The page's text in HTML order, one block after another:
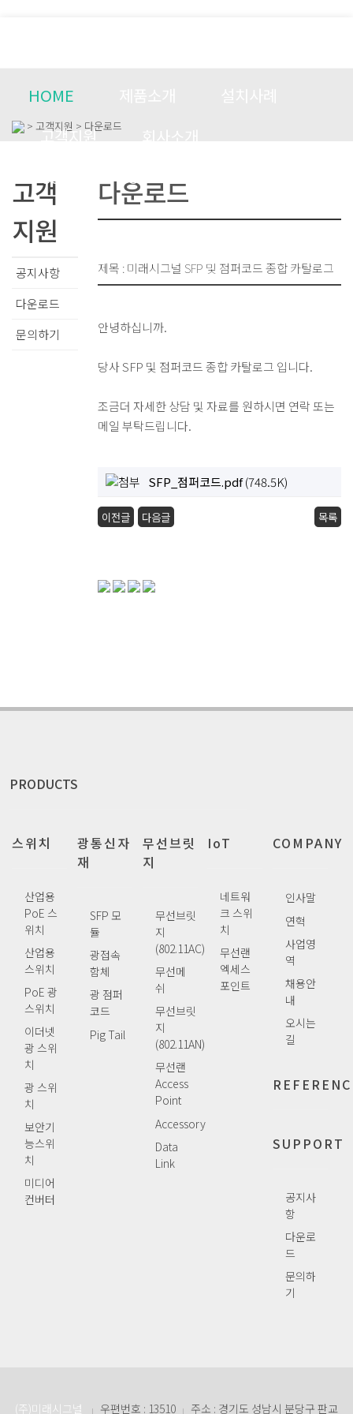
HOME
고객지원
CONTACT US
> 고객지원 > 다운로드
다운로드
제목 : 미래시그널 SFP 및 점퍼코드 종합 카탈로그
안녕하십니까.
당사 SFP 및 점퍼코드 종합 카탈로그 입니다.
조금더 자세한 상담 및 자료를 원하시면 연락 또는
메일 부탁드립니다.
SFP_점퍼코드.pdf(748.5K)
이전글 다음글 목록
고객
지원
공지사항
다운로드
문의하기
PRODUCTS
스위치
산업용
PoE 스
위치
산업용
스위치
PoE 광
스위치
이더넷
광 스위
치
광 스위
치
보안기
능스위
치
미디어
컨버터
광통신자
재
SFP 모
듈
광접속
함체
광 점퍼
코드
Pig Tail
무선브릿
지
무선브릿
지
(802.11AC)
무선메
쉬
무선브릿
지
(802.11AN)
무선랜
Access
Point
Accessory
Data
Link
IoT
네트워
크 스위
치
무선랜
엑세스
포인트
COMPANY
인사말
연혁
사업영
역
채용안
내
오시는
길
SUPPORT
공지사
항
다운로
드
문의하
기
(주)미래시그널 | 우편번호 : 13510 | 주소 : 경기도 성남시 분당구 판교